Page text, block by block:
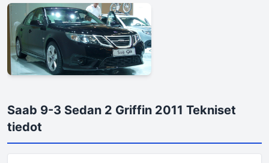
Saab 9-3 Sedan 2 Griffin 2011 Tekniset
tiedot